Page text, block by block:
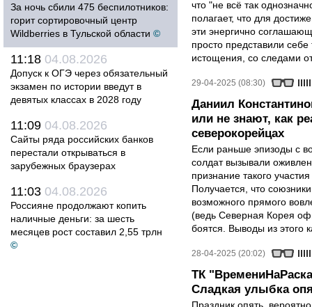
За ночь сбили 475 беспилотников:
горит сортировочный центр
Wildberries в Тульской области ©
11:18 04.08.2026
Допуск к ОГЭ через обязательный
экзамен по истории введут в
девятых классах в 2028 году
11:09 04.08.2026
Сайты ряда российских банков
перестали открываться в
зарубежных браузерах
11:03 04.08.2026
Россияне продолжают копить
наличные деньги: за шесть
месяцев рост составил 2,55 трлн
©
что "не всё так
полагает, что для
эти энергично
просто представили
истощения, со следами
29-04-2025 (08:30)
Даниил
или не знают, как
северокорейцах
Если раньше эпизоды с
солдат вызывали
признание такого
Получается, что
возможного прямого
(ведь Северная Корея
боятся. Выводы из этого
28-04-2025 (20:02)
ТК
Сладкая улыбка